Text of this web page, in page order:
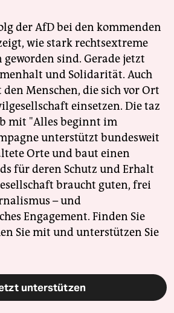
der AfD bei den kommenden
wie stark rechtsextreme
sind. Gerade jetzt
und Solidarität. Auch
Menschen, die sich vor Ort
einsetzen. Die taz
mit "Alles beginnt im
unterstützt bundesweit
Orte und baut einen
für deren Schutz und Erhalt
braucht guten, frei
– und
Engagement. Finden Sie
Sie mit und unterstützen Sie
unterstützen